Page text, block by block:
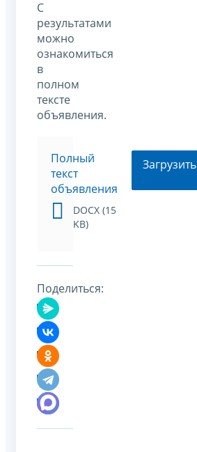
С
результатами
можно
ознакомиться
в
полном
тексте
объявления.
Полный
текст
объявления
DOCX (15
KB)
Загрузить
Поделиться: